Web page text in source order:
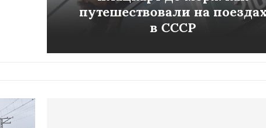
путешествовали на
в СССР